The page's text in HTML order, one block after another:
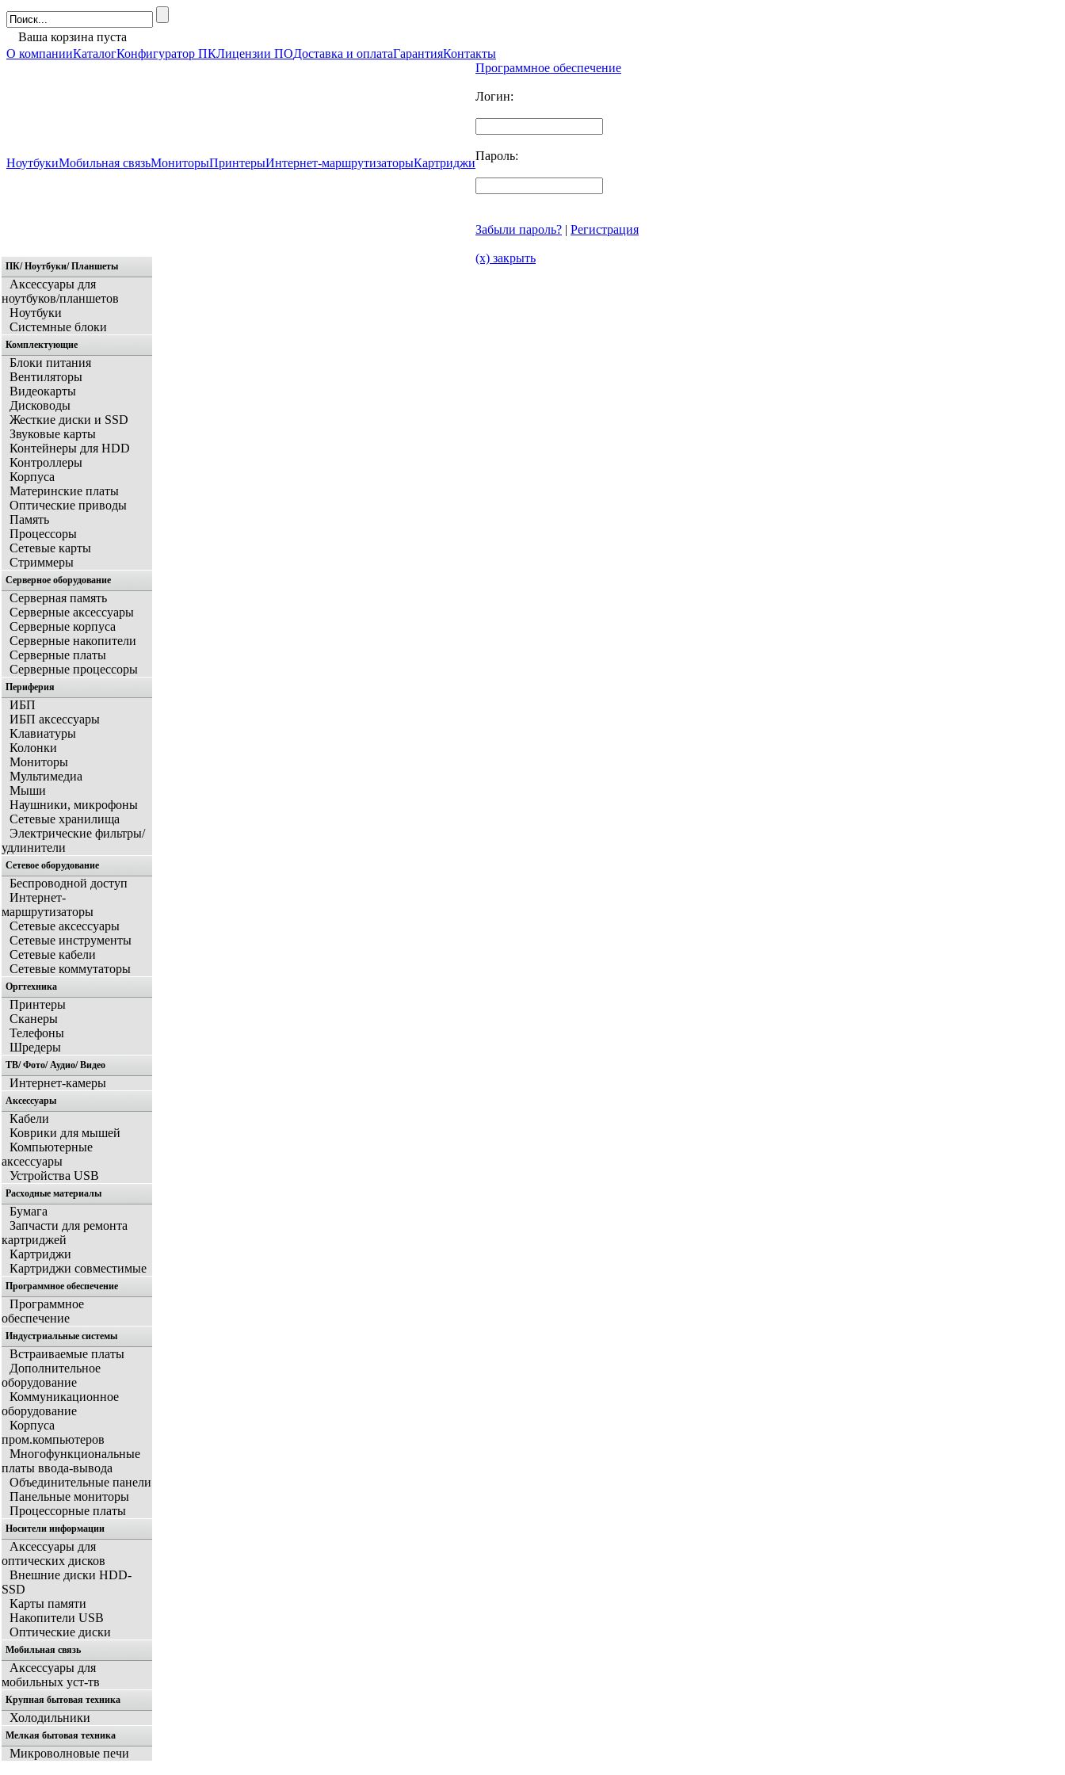
Ваша корзина пуста
О компанииКаталогКонфигуратор ПКЛицензии ПОДоставка и оплатаГарантияКонтакты
НоутбукиМобильная связьМониторыПринтерыИнтернет-маршрутизаторыКартриджи
Программное обеспечение
Логин:
Пароль:
Забыли пароль? | Регистрация
(x) закрыть
Главная
ПК/ Ноутбуки/ Планшеты
Аксессуары для
ноутбуков/планшетов
Ноутбуки
Системные блоки
Комплектующие
Блоки питания
Вентиляторы
Видеокарты
Дисководы
Жесткие диски и SSD
Звуковые карты
Контейнеры для HDD
Контроллеры
Корпуса
Материнские платы
Оптические приводы
Память
Процессоры
Сетевые карты
Стриммеры
Серверное оборудование
Серверная память
Серверные аксессуары
Серверные корпуса
Серверные накопители
Серверные платы
Серверные процессоры
Периферия
ИБП
ИБП аксессуары
Клавиатуры
Колонки
Мониторы
Мультимедиа
Мыши
Наушники, микрофоны
Сетевые хранилища
Электрические фильтры/
удлинители
Сетевое оборудование
Беспроводной доступ
Интернет-
маршрутизаторы
Сетевые аксессуары
Сетевые инструменты
Сетевые кабели
Сетевые коммутаторы
Оргтехника
Принтеры
Сканеры
Телефоны
Шредеры
ТВ/ Фото/ Аудио/ Видео
Интернет-камеры
Аксессуары
Кабели
Коврики для мышей
Компьютерные
аксессуары
Устройства USB
Расходные материалы
Бумага
Запчасти для ремонта
картриджей
Картриджи
Картриджи совместимые
Программное обеспечение
Программное
обеспечение
Индустриальные системы
Встраиваемые платы
Дополнительное
оборудование
Коммуникационное
оборудование
Корпуса
пром.компьютеров
Многофункциональные
платы ввода-вывода
Объединительные панели
Панельные мониторы
Процессорные платы
Носители информации
Аксессуары для
оптических дисков
Внешние диски HDD-
SSD
Карты памяти
Накопители USB
Оптические диски
Мобильная связь
Аксессуары для
мобильных уст-тв
Крупная бытовая техника
Холодильники
Мелкая бытовая техника
Микроволновые печи